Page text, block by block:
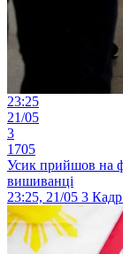
23:25
21/05
3
1705
Усик прийшов на
вишиванці
23:25, 21/05 3